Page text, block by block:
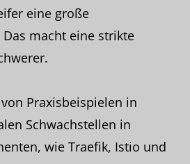
eine große
macht eine strikte
Praxisbeispielen in
Schwachstellen in
wie Traefik, Istio und